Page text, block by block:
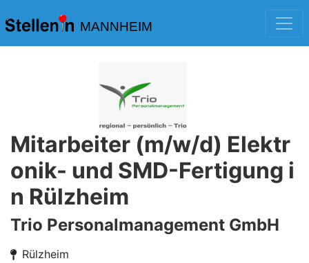
MANNHEIM
Mitarbeiter (m/w/d) Elektr
onik- und SMD-Fertigung i
n Rülzheim
Trio Personalmanagement GmbH
Rülzheim